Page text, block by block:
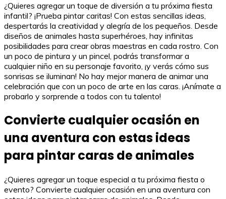
¿Quieres agregar un toque de diversión a tu próxima fiesta
infantil? ¡Prueba pintar caritas! Con estas sencillas ideas,
despertarás la creatividad y alegría de los pequeños. Desde
diseños de animales hasta superhéroes, hay infinitas
posibilidades para crear obras maestras en cada rostro. Con
un poco de pintura y un pincel, podrás transformar a
cualquier niño en su personaje favorito, ¡y verás cómo sus
sonrisas se iluminan! No hay mejor manera de animar una
celebración que con un poco de arte en las caras. ¡Anímate a
probarlo y sorprende a todos con tu talento!
Convierte cualquier ocasión en
una aventura con estas ideas
para pintar caras de animales
¿Quieres agregar un toque especial a tu próxima fiesta o
evento? Convierte cualquier ocasión en una aventura con